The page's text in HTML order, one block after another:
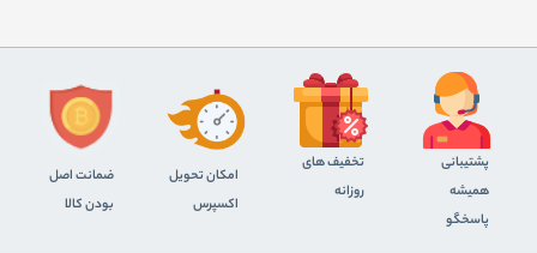
پشتیبانی
همیشه
پاسخگو
تخفیف های
روزانه
اﻣﮑﺎن ﺗﺤﻮﯾﻞ
اﮐﺴﭙﺮس
ضمانت اصل
بودن کالا